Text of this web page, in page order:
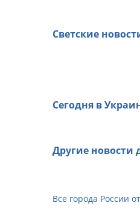
Светские
Сегодня в
Другие новости
Все города России